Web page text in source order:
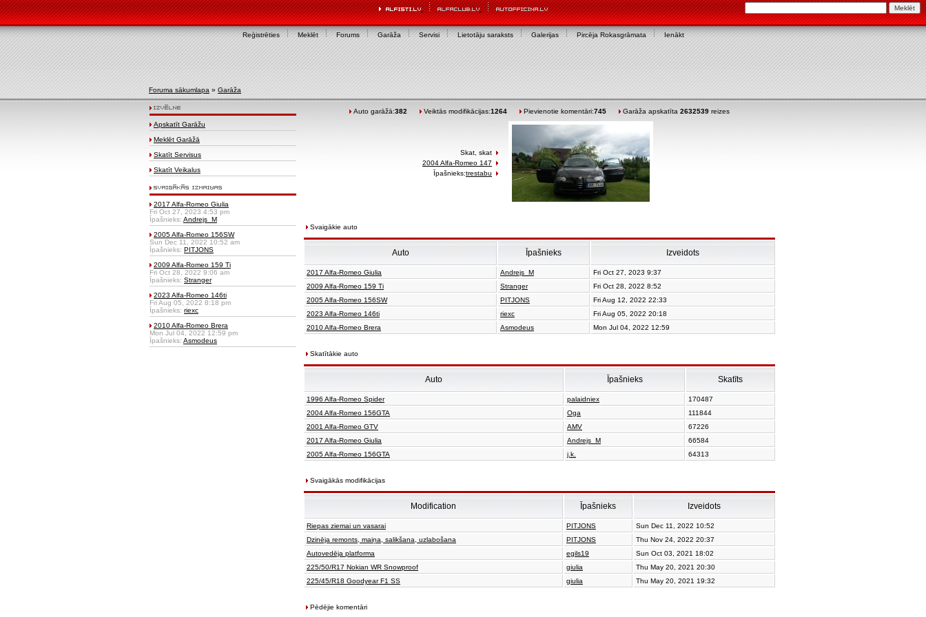
Reģistrēties Meklēt Forums Garāža Servisi Lietotāju saraksts Galerijas Pircēja Rokasgrāmata Ienākt
Foruma sākumlapa » Garāža
Apskatīt Garāžu
Meklēt Garāžā
Skatīt Servisus
Skatīt Veikalus
2017 Alfa-Romeo Giulia
Fri Oct 27, 2023 4:53 pm
Īpašnieks: Andrejs_M
2005 Alfa-Romeo 156SW
Sun Dec 11, 2022 10:52 am
Īpašnieks: PITJONS
2009 Alfa-Romeo 159 Ti
Fri Oct 28, 2022 9:06 am
Īpašnieks: Stranger
2023 Alfa-Romeo 146ti
Fri Aug 05, 2022 8:18 pm
Īpašnieks: riexc
2010 Alfa-Romeo Brera
Mon Jul 04, 2022 12:59 pm
Īpašnieks: Asmodeus
Auto garāžā:382 Veiktās modifikācijas:1264 Pievienotie komentāri:745 Garāža apskatīta 2632539 reizes
Skat, skat
2004 Alfa-Romeo 147
Īpašnieks:trestabu
Svaigākie auto
Auto Īpašnieks Izveidots
2017 Alfa-Romeo Giulia Andrejs_M
Fri Oct 27, 2023 9:37
2009 Alfa-Romeo 159 Ti
Stranger
Fri Oct 28, 2022 8:52
2005 Alfa-Romeo 156SW
PITJONS
Fri Aug 12, 2022 22:33
2023 Alfa-Romeo 146ti
riexc
Fri Aug 05, 2022 20:18
2010 Alfa-Romeo Brera
Asmodeus Mon Jul 04, 2022 12:59
Skatītākie auto
Auto Īpašnieks Skatīts
1996 Alfa-Romeo Spider palaidniex
170487
2004 Alfa-Romeo 156GTA
Oga
111844
2001 Alfa-Romeo GTV
AMV
67226
2017 Alfa-Romeo Giulia
Andrejs_M
66584
2005 Alfa-Romeo 156GTA
j.k. 64313
Svaigākās modifikācijas
Modification Īpašnieks Izveidots
Riepas ziemai un vasarai PITJONS
Sun Dec 11, 2022 10:52
Dzinēja remonts, maiņa, salikšana, uzlabošana
PITJONS
Thu Nov 24, 2022 20:37
Autovedēja platforma
egils19
Sun Oct 03, 2021 18:02
225/50/R17 Nokian WR Snowproof
giulia
Thu May 20, 2021 20:30
225/45/R18 Goodyear F1 SS
giulia Thu May 20, 2021 19:32
Pēdējie komentāri